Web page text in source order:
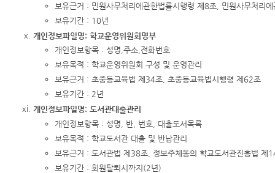
보유근거 : 민원사무처리에관한법률시행령 제8조, 민원사무처리
보유기간 : 10년
개인정보파일명: 학교운영위원회명부
개인정보항목 : 성명,주소,전화번호
보유목적 : 학교운영위원회 구성 및 운영관리
보유근거 : 초중등교육법 제34조, 초중등교육법시행령 제62조
보유기간 : 2년
개인정보파일명: 도서관대출관리
개인정보항목 : 성명, 반, 번호, 대출도서목록
보유목적 : 학교도서관 대출 및 반납관리
보유근거 : 도서관법 제38조, 정보주체동의 학교도서관진흥법 제
보유기간 : 회원탈퇴시까지(2년)